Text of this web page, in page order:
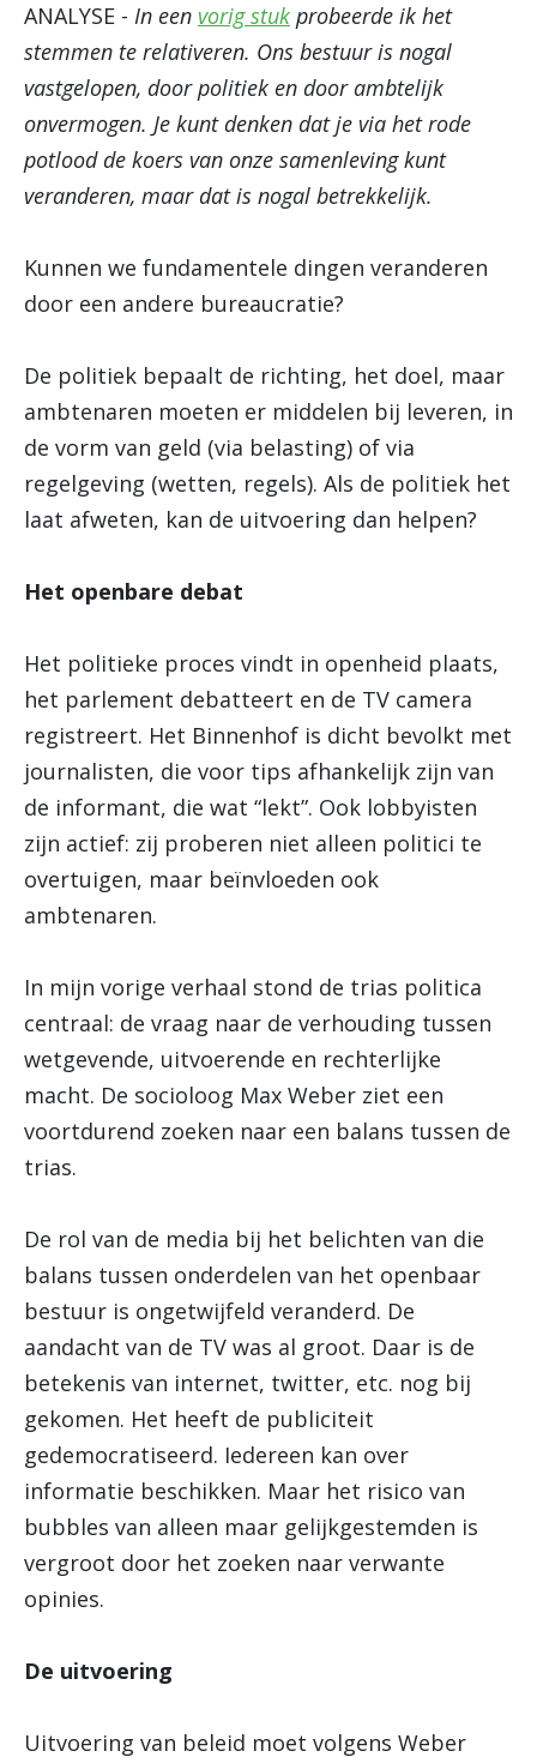
ANALYSE - In een vorig stuk probeerde ik het
stemmen te relativeren. Ons bestuur is nogal
vastgelopen, door politiek en door ambtelijk
onvermogen. Je kunt denken dat je via het rode
potlood de koers van onze samenleving kunt
veranderen, maar dat is nogal betrekkelijk.
Kunnen we fundamentele dingen veranderen
door een andere bureaucratie?
De politiek bepaalt de richting, het doel, maar
ambtenaren moeten er middelen bij leveren, in
de vorm van geld (via belasting) of via
regelgeving (wetten, regels). Als de politiek het
laat afweten, kan de uitvoering dan helpen?
Het openbare debat
Het politieke proces vindt in openheid plaats,
het parlement debatteert en de TV camera
registreert. Het Binnenhof is dicht bevolkt met
journalisten, die voor tips afhankelijk zijn van
de informant, die wat “lekt”. Ook lobbyisten
zijn actief: zij proberen niet alleen politici te
overtuigen, maar beïnvloeden ook
ambtenaren.
In mijn vorige verhaal stond de trias politica
centraal: de vraag naar de verhouding tussen
wetgevende, uitvoerende en rechterlijke
macht. De socioloog Max Weber ziet een
voortdurend zoeken naar een balans tussen de
trias.
De rol van de media bij het belichten van die
balans tussen onderdelen van het openbaar
bestuur is ongetwijfeld veranderd. De
aandacht van de TV was al groot. Daar is de
betekenis van internet, twitter, etc. nog bij
gekomen. Het heeft de publiciteit
gedemocratiseerd. Iedereen kan over
informatie beschikken. Maar het risico van
bubbles van alleen maar gelijkgestemden is
vergroot door het zoeken naar verwante
opinies.
De uitvoering
Uitvoering van beleid moet volgens Weber